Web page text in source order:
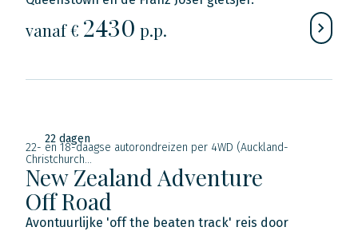
vanaf € 2430 p.p.
22 dagen
22- en 18-daagse autorondreizen per 4WD (Auckland-
Christchurch...
New Zealand Adventure
Off Road
Avontuurlijke 'off the beaten track' reis door